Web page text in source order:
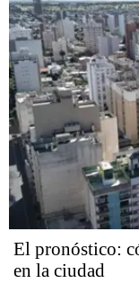
El pronóstico:
en la ciudad